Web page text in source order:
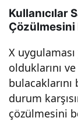
Kullanıcılar
Çözülmesini
X
olduklarını
durum
çözülmesini
Hızlı
ca
Çöz